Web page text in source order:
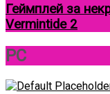
Геймплей за
Vermintide 2
Круговой
фокус
PC